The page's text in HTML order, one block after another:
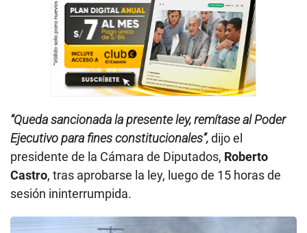
“Queda sancionada la presente ley, remítase al Poder
Ejecutivo para fines constitucionales”,dijo el
presidente de la Cámara de Diputados, Roberto
Castro, tras aprobarse la ley, luego de 15 horas de
sesión ininterrumpida.